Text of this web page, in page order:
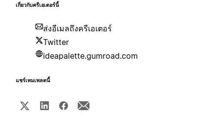
เกี่ยวกับครีเอเตอร์นี้
ส่งอีเมลถึงครีเอเตอร์
Twitter
ideapalette.gumroad.com
แชร์เทมเพลตนี้